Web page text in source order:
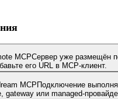
MCPСервер уже размещён
его URL в MCP-клиент.
MCP Подключение
gateway или managed-